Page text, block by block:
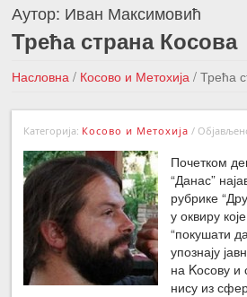
Аутор: Иван Максимовић
Трећа страна Косова
Насловна / Косово и Метохија / Трећа
←Претходна
Категорија: Косово и Метохија /
Почетком
“Данас”
рубрике
у оквиру
“покушати
упознају
на Kосову и
нису из